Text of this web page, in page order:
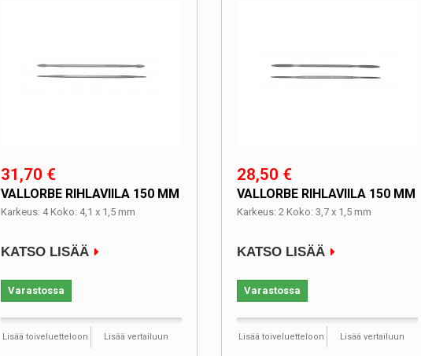
31,70 €
VALLORBE RIHLAVIILA 150 MM
Karkeus: 4 Koko: 4,1 x 1,5 mm
KATSO LISÄÄ
Varastossa
Lisää toiveluetteloon Lisää vertailuun
28,50 €
VALLORBE RIHLAVIILA 150 MM
Karkeus: 2 Koko: 3,7 x 1,5 mm
KATSO LISÄÄ
Varastossa
Lisää toiveluetteloon Lisää vertailuun